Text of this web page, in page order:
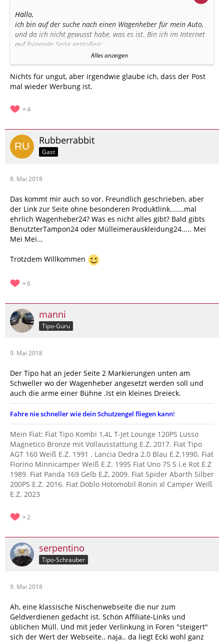
Hallo,
ich bin auf der suche nach einen Wagenheber für mein Auto,
und da ich nicht gewusst habe, was es ist. Bin ich im Internet
auf folgende Seite gestoßen:
https://wagenheber24.de/
Danach wusste ich was es ist, bevor ich mir ein Wagenheber
und ob ihr mir einen Wagenheber empfehlen könnt.
Liebe Grüße TinyStar
Ps. Sollte es in der Falschen Kategorie sein, Entschuldige mich
Alles anzeigen
Nichts für ungut, aber irgendwie glaube ich, dass der Post
mal wieder Werbung ist.
4
Rubberrabbit
Gast
8. Mai 2018
Das kommt mir auch so vor. Freundlich geschrieben, aber
der Link zur Seite ohne besonderen Produktlink.......mal
ehrlich Wagenheber24? Was es nicht alles gibt? Bald gibts
BenutzterTampon24 oder Mülleimerauskleidung24..... Mei
Mei Mei...
Trotzdem Willkommen
6
manni
Tipo-Guru
9. Mai 2018
Der Tipo hat an jeder Seite 2 Markierungen unten am
Schweller wo der Wagenheber angesetzt werden soll und
auch die arme einer Bühne .Ist ein kleines Dreieck.
Fahre nie schneller wie dein Schutzengel fliegen kann!
Mein Fiat: Fiat Tipo Kombi 1,4L T-Jet Lounge 120PS Lusso
Magnetico Bronze mit Vollausstattung E.Z. 2017. Fiat Tipo
AGT 160 Weiß E.Z. 1991 . Lancia Dedra 2.0 Blau E.Z.1990. Fiat
Fiorino Minnicamper Weiß E.Z. 1995 Fiat Uno 75 S i.e Rot E.Z
1989. Fiat Panda 169 Gelb E,Z, 2009. Fiat Spider Abarth Silber
200PS E.Z. 2016. Fiat Doblo Hotomobil Ronin xl Camper Weiß
E.Z. 2023
2
serpentino
Tipo-Schrauber
9. Mai 2018
Ah, eine klassische Nischenwebseite die nur zum
Geldverdienen gedacht ist. Schön Affiliate-Links und
üblichen Müll. Und mit jeder Verlinkung in Foren "steigert"
sich der Wert der Webseite.. naja.. da liegt Ecki wohl ganz